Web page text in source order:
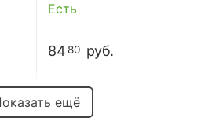
Есть
8480 руб.
ещё